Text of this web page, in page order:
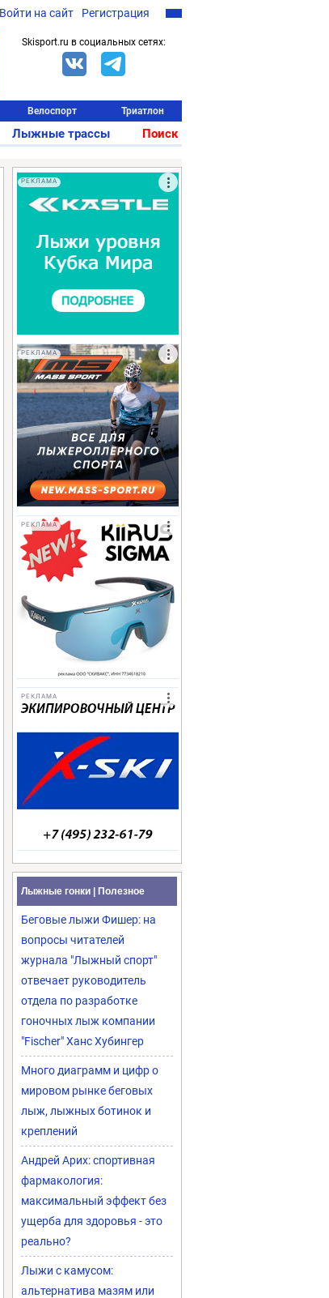
Войти на сайт Регистрация
Skisport.ru в социальных сетях:
Велоспорт Триатлон
Лыжные трассы Поиск
РЕКЛАМА
РЕКЛАМА
РЕКЛАМА
РЕКЛАМА
Лыжные гонки | Полезное
Беговые лыжи Фишер: на
вопросы читателей
журнала "Лыжный спорт"
отвечает руководитель
отдела по разработке
гоночных лыж компании
"Fischer" Ханс Хубингер
Много диаграмм и цифр о
мировом рынке беговых
лыж, лыжных ботинок и
креплений
Андрей Арих: спортивная
фармакология:
максимальный эффект без
ущерба для здоровья - это
реально?
Лыжи с камусом:
альтернатива мазям или